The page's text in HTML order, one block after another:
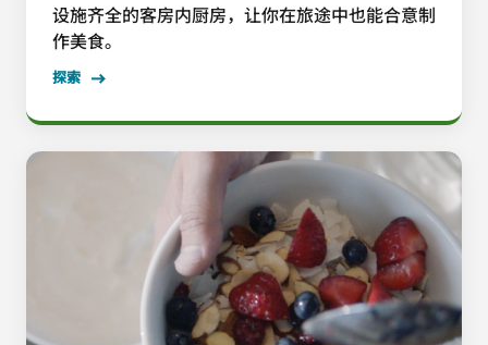
设施齐全的客房内厨房，让你在旅途中也能合意制
作美食。
探索